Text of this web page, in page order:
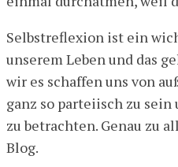
Selbstreflexion ist ein
unserem Leben und das
wir es schaffen uns von
ganz so parteiisch zu
zu betrachten. Genau zu
Blog.